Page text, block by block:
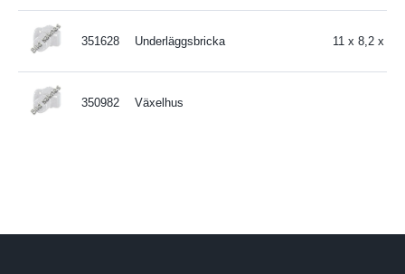
351628 Underläggsbricka 11 x 8,2 x
350982 Växelhus